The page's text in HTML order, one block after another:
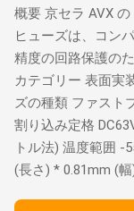
概要 京セラ AVX
ヒューズは、コン
精度の回路保護の
カテゴリー 表面実
ズの種類 ファスト
割り込み定格
トル法) 温度範囲 -
(長さ) * 0.81mm (幅